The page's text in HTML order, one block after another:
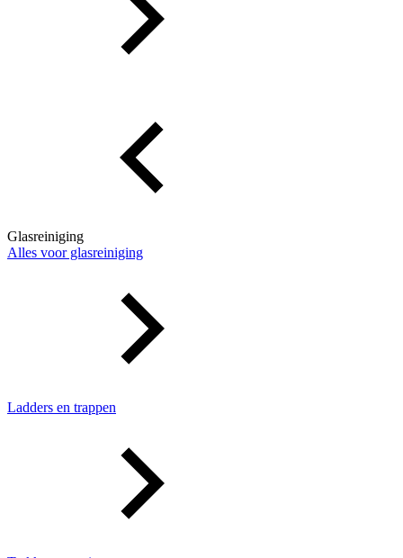
Glasreiniging
Alles voor glasreiniging
Ladders en trappen